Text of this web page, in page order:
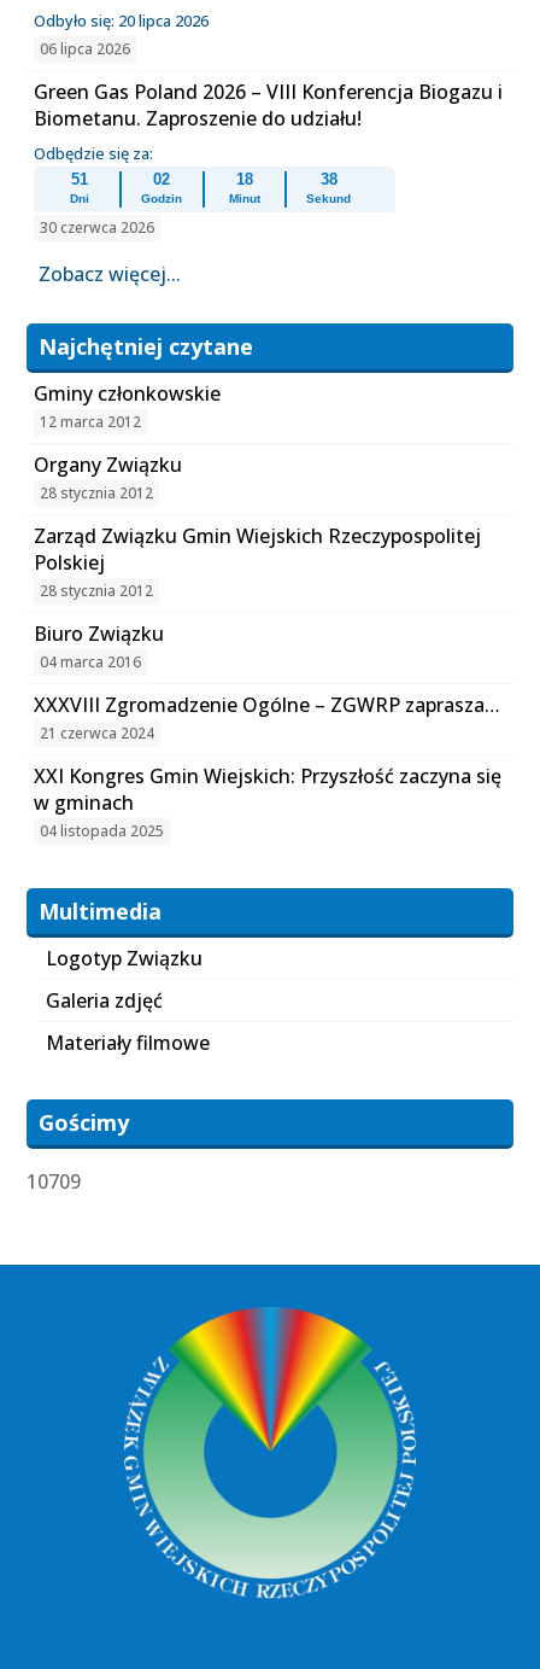
Odbyło się: 20 lipca 2026
06 lipca 2026
Green Gas Poland 2026 – VIII Konferencja Biogazu i
Biometanu. Zaproszenie do udziału!
Odbędzie się za:
51
Dni
02
Godzin
18
Minut
38
Sekund
30 czerwca 2026
Zobacz więcej...
Najchętniej czytane
Gminy członkowskie
12 marca 2012
Organy Związku
28 stycznia 2012
Zarząd Związku Gmin Wiejskich Rzeczypospolitej
Polskiej
28 stycznia 2012
Biuro Związku
04 marca 2016
XXXVIII Zgromadzenie Ogólne – ZGWRP zaprasza…
21 czerwca 2024
XXI Kongres Gmin Wiejskich: Przyszłość zaczyna się
w gminach
04 listopada 2025
Multimedia
Logotyp Związku
Galeria zdjęć
Materiały filmowe
Gościmy
10709